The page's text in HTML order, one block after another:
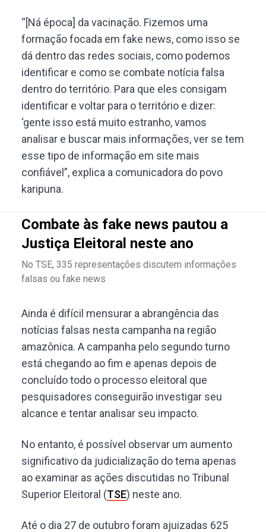
“[Ná época] da vacinação. Fizemos uma
formação focada em fake news, como isso se
dá dentro das redes sociais, como podemos
identificar e como se combate notícia falsa
dentro do território. Para que eles consigam
identificar e voltar para o território e dizer:
‘gente isso está muito estranho, vamos
analisar e buscar mais informações, ver se tem
esse tipo de informação em site mais
confiável”, explica a comunicadora do povo
karipuna.
Combate às fake news pautou a
Justiça Eleitoral neste ano
No TSE, 335 representações discutem informações
falsas ou fake news
Ainda é difícil mensurar a abrangência das
notícias falsas nesta campanha na região
amazônica. A campanha pelo segundo turno
está chegando ao fim e apenas depois de
concluído todo o processo eleitoral que
pesquisadores conseguirão investigar seu
alcance e tentar analisar seu impacto.
No entanto, é possível observar um aumento
significativo da judicialização do tema apenas
ao examinar as ações discutidas no Tribunal
Superior Eleitoral (TSE) neste ano.
Até o dia 27 de outubro foram ajuizadas 625